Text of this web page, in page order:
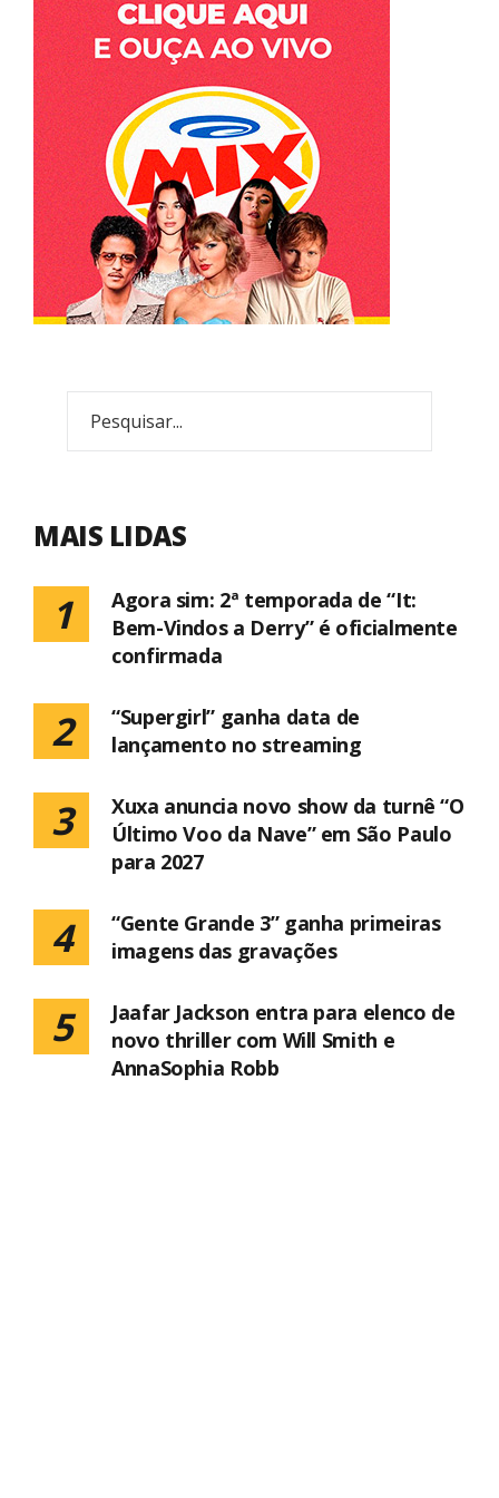
MAIS LIDAS
1
Agora sim: 2ª temporada de “It:
Bem-Vindos a Derry” é oficialmente
confirmada
2
“Supergirl” ganha data de
lançamento no streaming
3
Xuxa anuncia novo show da turnê “O
Último Voo da Nave” em São Paulo
para 2027
4
“Gente Grande 3” ganha primeiras
imagens das gravações
5
Jaafar Jackson entra para elenco de
novo thriller com Will Smith e
AnnaSophia Robb